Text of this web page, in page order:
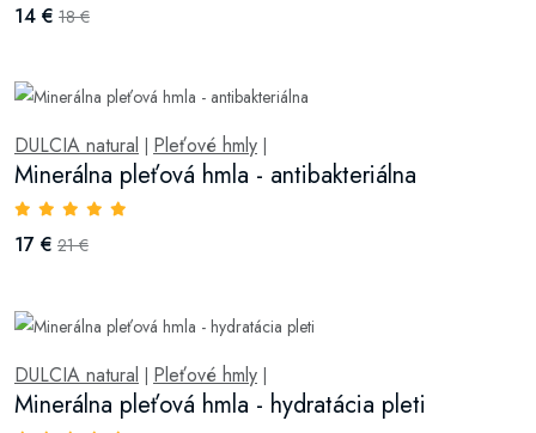
14 € 18 €
DULCIA natural Pleťové hmly
Minerálna pleťová hmla - antibakteriálna
17 € 21 €
DULCIA natural Pleťové hmly
Minerálna pleťová hmla - hydratácia pleti